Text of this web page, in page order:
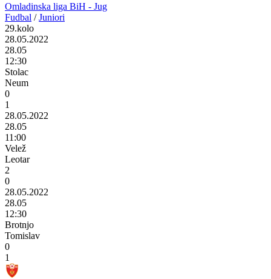
Omladinska liga BiH - Jug
Fudbal / Juniori
29.kolo
28.05.2022
28.05
12:30
Stolac
Neum
0
1
28.05.2022
28.05
11:00
Velež
Leotar
2
0
28.05.2022
28.05
12:30
Brotnjo
Tomislav
0
1